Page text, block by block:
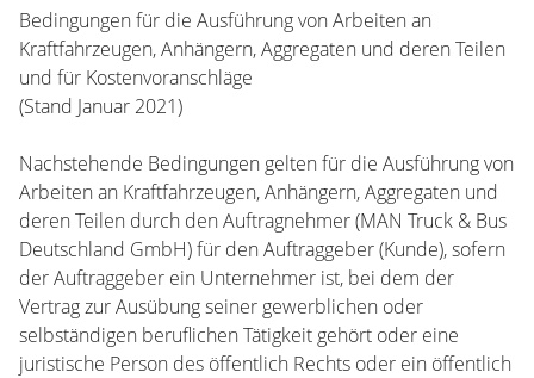
Bedingungen für die Ausführung von Arbeiten an
Kraftfahrzeugen, Anhängern, Aggregaten und deren Teilen
und für Kostenvoranschläge
(Stand Januar 2021)
Nachstehende Bedingungen gelten für die Ausführung von
Arbeiten an Kraftfahrzeugen, Anhängern, Aggregaten und
deren Teilen durch den Auftragnehmer (MAN Truck & Bus
Deutschland GmbH) für den Auftraggeber (Kunde), sofern
der Auftraggeber ein Unternehmer ist, bei dem der
Vertrag zur Ausübung seiner gewerblichen oder
selbständigen beruflichen Tätigkeit gehört oder eine
juristische Person des öffentlich Rechts oder ein öffentlich